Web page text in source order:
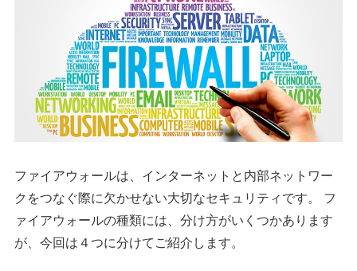
ファイアウォールは、インターネットと内部ネットワー
クをつなぐ際に欠かせない大切なセキュリティです。 フ
ァイアウォールの種類には、分け方がいくつかあります
が、今回は４つに分けてご紹介します。